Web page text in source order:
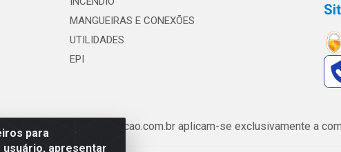
para
apresentar
MANGUEIRAS E CONEXÕES
UTILIDADES
EPI
de www.safrairrigacao.com.br aplicam-se exclusivamente a